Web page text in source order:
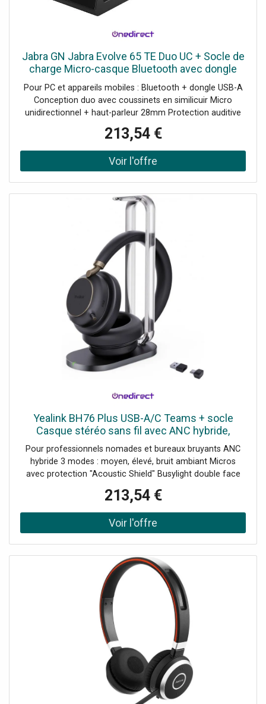
Jabra GN Jabra Evolve 65 TE Duo UC + Socle de
charge Micro-casque Bluetooth avec dongle
USB-A et socle de charge, parfait pour les
appels quotidiens et
Pour PC et appareils mobiles : Bluetooth + dongle USB-A
Conception duo avec coussinets en similicuir Micro
unidirectionnel + haut-parleur 28mm Protection auditive
Jabra SafeTone Technologie Bluetooth : 5.2 Busylight
intégrée Autonomie en appel : jusqu'à 16h Recharge via le
socle fourni UC : Compatible avec toutes les plateformes
213,54 €
Yealink BH76 Plus USB-A/C Teams + socle
Casque stéréo sans fil avec ANC hybride,
double dongle USB-A/C et station de charge QI,
idéal pour les
Pour professionnels nomades et bureaux bruyants ANC
hybride 3 modes : moyen, élevé, bruit ambiant Micros
avec protection "Acoustic Shield" Busylight double face
visible : concentration ininterrompue Coussinets
interchangeables Autonomie : 35h en conversation et 40h
en écoute Socle de charge compatible charge sans-fil Qi
Yealink USB Connect : configuration & gestion de l'appareil
Bluetooth 5.3 avec portée jusqu'à 45m
213,54 €